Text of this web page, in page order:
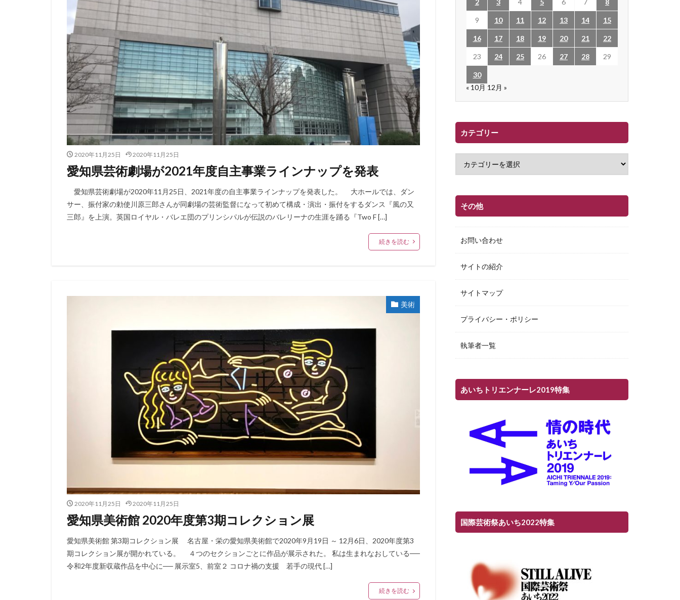
2020年11月25日 2020年11月25日
愛知県芸術劇場が2021年度自主事業ラインナップを発表
愛知県芸術劇場が2020年11月25日、2021年度の自主事業ラインナップを発表した。 大ホールでは、ダン
サー、振付家の勅使川原三郎さんが同劇場の芸術監督になって初めて構成・演出・振付をするダンス『風の又
三郎』を上演。英国ロイヤル・バレエ団のプリンシパルが伝説のバレリーナの生涯を踊る『Two F […]
続きを読む
美術
2020年11月25日 2020年11月25日
愛知県美術館 2020年度第3期コレクション展
愛知県美術館 第3期コレクション展 名古屋・栄の愛知県美術館で2020年9月19日 ～ 12月6日、2020年度第3
期コレクション展が開かれている。 ４つのセクションごとに作品が展示された。 私は生まれなおしている──
令和2年度新収蔵作品を中心に── 展示室5、前室２ コロナ禍の支援 若手の現代 […]
続きを読む
2 3 4 5 6 7 8
9 10 11 12 13 14 15
16 17 18 19 20 21 22
23 24 25 26 27 28 29
30
« 10月 12月 »
カテゴリー
その他
お問い合わせ
サイトの紹介
サイトマップ
プライバシー・ポリシー
執筆者一覧
あいちトリエンナーレ2019特集
国際芸術祭あいち2022特集